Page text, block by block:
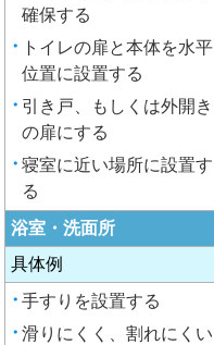
確保する
トイレの扉と本体を水平
位置に設置する
引き戸、もしくは外開き
の扉にする
寝室に近い場所に設置す
る
浴室・洗面所
具体例
手すりを設置する
滑りにくく、割れにくい